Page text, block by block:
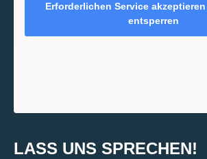
Erforderlichen Service
entsperren
LASS UNS SPRECHEN!